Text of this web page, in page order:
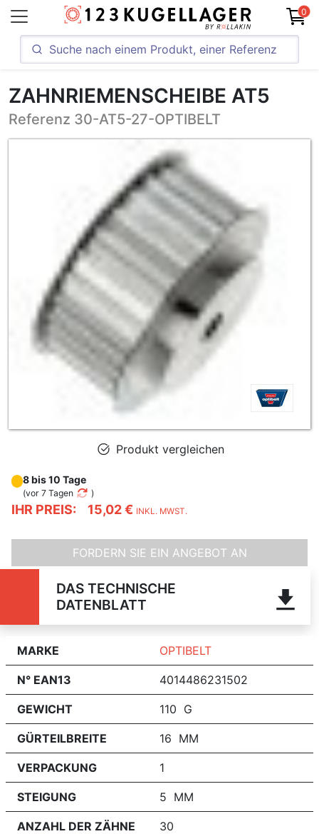
0
ZAHNRIEMENSCHEIBE AT5
Referenz 30-AT5-27-OPTIBELT
Produkt vergleichen
IHR PREIS: 15,02 € INKL. MWST.
8 bis 10 Tage
(vor 7 Tagen )
FORDERN SIE EIN ANGEBOT AN
DAS TECHNISCHE
DATENBLATT
MARKE OPTIBELT
N° EAN13 4014486231502
GEWICHT 110 G
GÜRTEILBREITE 16 MM
VERPACKUNG 1
STEIGUNG 5 MM
ANZAHL DER ZÄHNE 30